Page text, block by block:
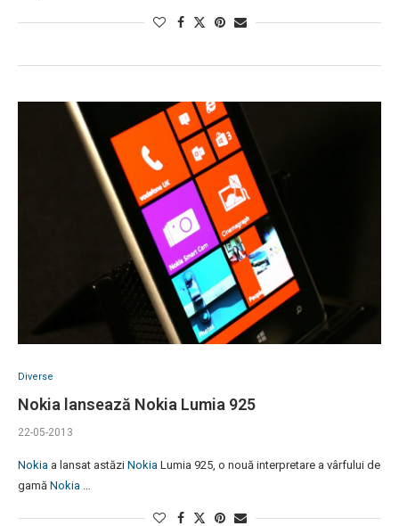
Diverse
Nokia lansează Nokia Lumia 925
22-05-2013
Nokia a lansat astăzi Nokia Lumia 925, o nouă interpretare a vârfului de
gamă Nokia …